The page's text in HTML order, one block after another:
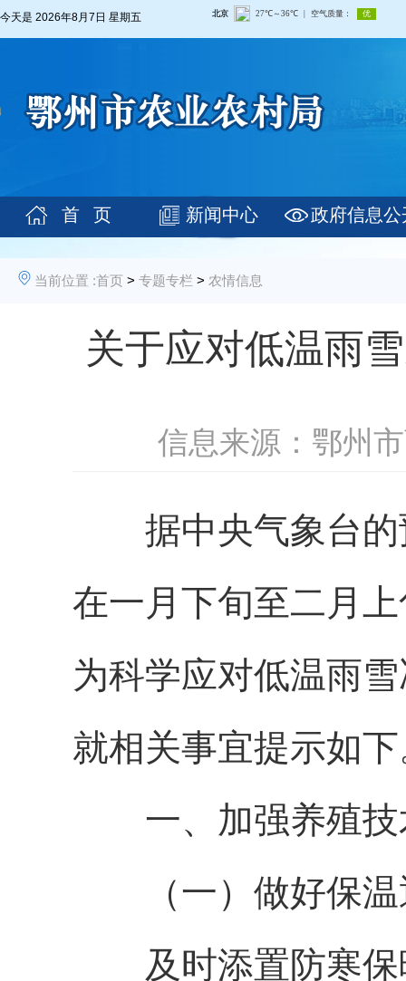
今天是 2026年8月7日 星期五
首 页 新闻中心 政府信息公
当前位置 :首页 > 专题专栏 > 农情信息
关于应对低温雨
信息来源：鄂州
据中央气象台
在一月下旬至二月
为科学应对低温雨
就相关事宜提示如
一、 加强养殖
（一） 做好保
及时添置防寒